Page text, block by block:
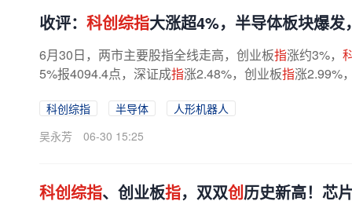
收评： 科创综指大涨超4%，半导体板块爆
6月30日，两市主要股指全线走高，创业板指涨约3%，
5%报4094.4点，深证成指涨2.48%，创业板指涨2.99%
科创综指 半导体
人形机器人
吴永芳
06-30 15:25
科创综指、创业板指，双双创历史新高！芯